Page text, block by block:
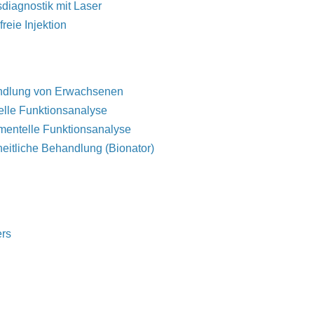
mit Laser
Injektion
von Erwachsenen
Funktionsanalyse
Funktionsanalyse
Behandlung (Bionator)